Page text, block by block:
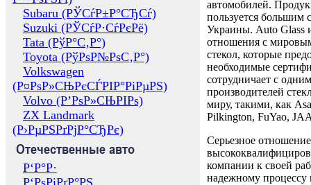
Subaru (РЎСѓР±Р°СЂСѓ)
Suzuki (РЎСѓР·СѓРєРё)
Tata (РўР°С‚Р°)
Toyota (РўРѕР№РѕС‚Р°)
Volkswagen
(Р¤РѕР»СЊРєСЃРІР°РіРµРЅ)
Volvo (Р’РѕР»СЊРІРѕ)
ZX Landmark
(Р›РµРЅРґРјР°СЂРє)
Отечественные авто
Р‘Р°Р·
Р‘РѕРіРґР°РЅ
автомобилей.
пользуется большим
Украины. Auto Glass
отношения с
стекол, которые
необходимые
сотрудничает с
производителей
миру, такими, как
Pilkington, FuYao,
Серьезное отношение
компании к своей
надежному процессу